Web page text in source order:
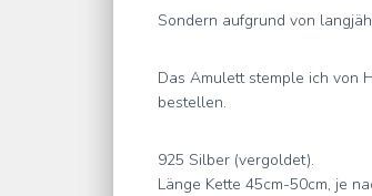
Sondern aufgrund von
Das Amulett stemple ich von
bestellen.
925 Silber (vergoldet).
Länge Kette 45cm-50cm, je